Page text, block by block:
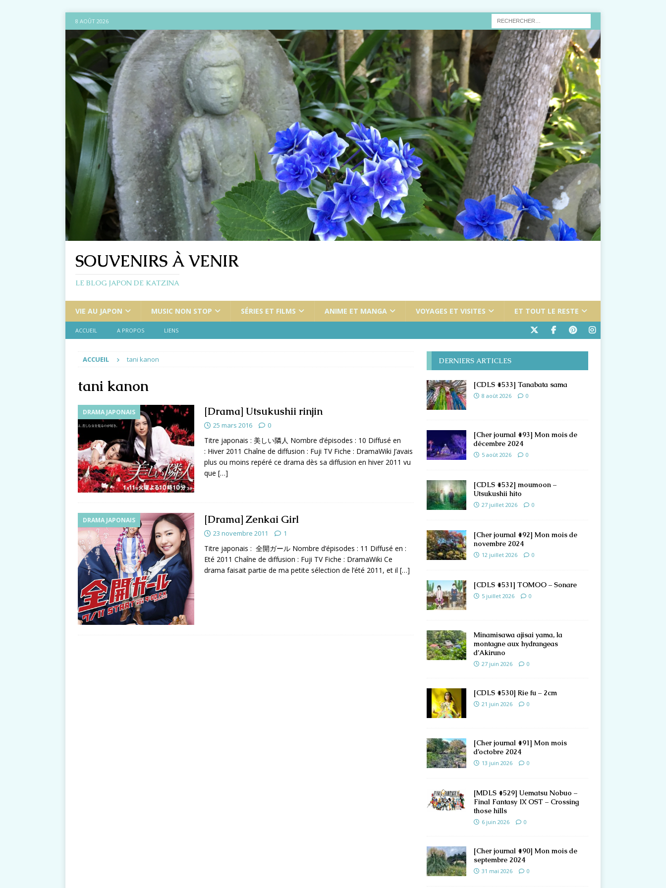
8 AOÛT 2026
SOUVENIRS À VENIR
LE BLOG JAPON DE KATZINA
VIE AU JAPON MUSIC NON STOP SÉRIES ET FILMS ANIME ET MANGA VOYAGES ET VISITES ET TOUT LE RESTE
ACCUEIL A PROPOS LIENS
ACCUEIL tani kanon
tani kanon
DRAMA JAPONAIS [Drama] Utsukushii rinjin
25 mars 2016 0
Titre japonais : 美しい隣人 Nombre d’épisodes : 10 Diffusé en
: Hiver 2011 Chaîne de diffusion : Fuji TV Fiche : DramaWiki J’avais
plus ou moins repéré ce drama dès sa diffusion en hiver 2011 vu
que […]
DRAMA JAPONAIS [Drama] Zenkai Girl
23 novembre 2011 1
Titre japonais : 全開ガール Nombre d’épisodes : 11 Diffusé en :
Eté 2011 Chaîne de diffusion : Fuji TV Fiche : DramaWiki Ce
drama faisait partie de ma petite sélection de l’été 2011, et il […]
DERNIERS ARTICLES
[CDLS #533] Tanabata sama
8 août 2026 0
[Cher journal #93] Mon mois de
décembre 2024
5 août 2026 0
[CDLS #532] moumoon –
Utsukushii hito
27 juillet 2026 0
[Cher journal #92] Mon mois de
novembre 2024
12 juillet 2026 0
[CDLS #531] TOMOO – Sonare
5 juillet 2026 0
Minamisawa ajisai yama, la
montagne aux hydrangeas
d’Akiruno
27 juin 2026 0
[CDLS #530] Rie fu – 2cm
21 juin 2026 0
[Cher journal #91] Mon mois
d’octobre 2024
13 juin 2026 0
[MDLS #529] Uematsu Nobuo –
Final Fantasy IX OST – Crossing
those hills
6 juin 2026 0
[Cher journal #90] Mon mois de
septembre 2024
31 mai 2026 0